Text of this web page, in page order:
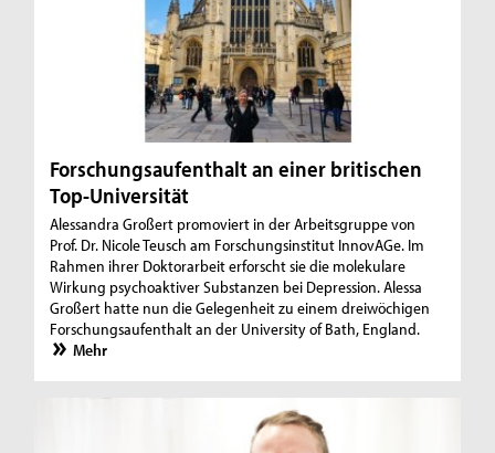
Forschungsaufenthalt an einer britischen
Top-Universität
Alessandra Großert promoviert in der Arbeitsgruppe von
Prof. Dr. Nicole Teusch am Forschungsinstitut InnovAGe. Im
Rahmen ihrer Doktorarbeit erforscht sie die molekulare
Wirkung psychoaktiver Substanzen bei Depression. Alessa
Großert hatte nun die Gelegenheit zu einem dreiwöchigen
Forschungsaufenthalt an der University of Bath, England.
Mehr